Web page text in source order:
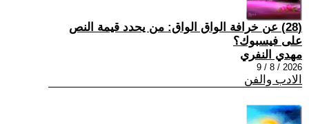
(28) عن خرافة الواق الواق: من يحدد قيمة النص
على فيسبوك؟
مهدي النفري
2026 / 8 / 9
الادب والفن